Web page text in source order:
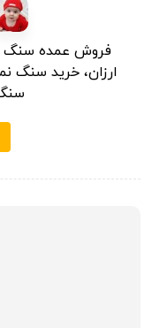
فروش عمده سنگ
ارزان، خرید سنگ